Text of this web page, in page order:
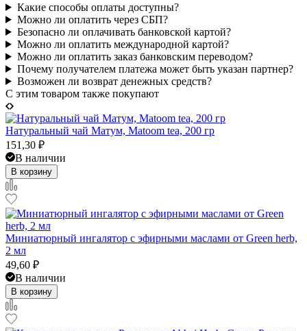
Какие способы оплаты доступны?
Можно ли оплатить через СБП?
Безопасно ли оплачивать банковской картой?
Можно ли оплатить международной картой?
Можно ли оплатить заказ банковским переводом?
Почему получателем платежа может быть указан партнер?
Возможен ли возврат денежных средств?
C этим товаром также покупают
Натуральный чай Матум, Matoom tea, 200 гр
151,30 ₽
В наличии
В корзину
Миниатюрный ингалятор с эфирными маслами от Green herb,
2 мл
49,60 ₽
В наличии
В корзину